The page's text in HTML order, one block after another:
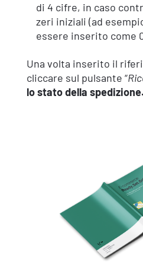
di 4 cifre, in caso
zeri iniziali (ad
essere inserito come
Una volta inserito il
cliccare sul pulsante “
lo stato della spedizione.